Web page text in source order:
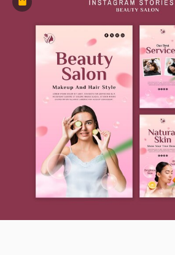
Premium